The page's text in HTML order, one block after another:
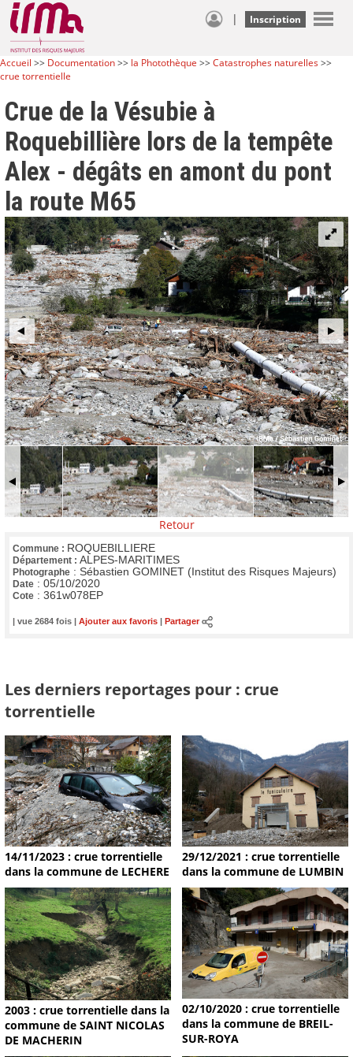
| Inscription
Accueil >> Documentation>> la Photothèque >>Catastrophes naturelles>>
crue torrentielle
Crue de la Vésubie à
Roquebillière lors de la tempête
Alex - dégâts en amont du pont
la route M65
Retour
Commune : ROQUEBILLIERE
Département : ALPES-MARITIMES
Photographe : Sébastien GOMINET (Institut des Risques Majeurs)
Date : 05/10/2020
Cote : 361w078EP
| vue 2684 fois | Ajouter aux favoris Partager
Les derniers reportages pour : crue
torrentielle
14/11/2023 : crue torrentielle
dans la commune de LECHERE
29/12/2021 : crue torrentielle
dans la commune de LUMBIN
2003 : crue torrentielle dans la
commune de SAINT NICOLAS
DE MACHERIN
02/10/2020 : crue torrentielle
dans la commune de BREIL-
SUR-ROYA